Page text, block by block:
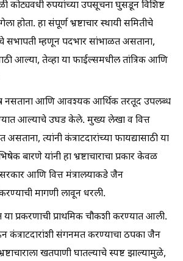
कोट्यवधी रुपयांच्या उपसूचना घुसडून विशिष्ट
होता. हा संपूर्ण भ्रष्टाचार स्थायी समितीचे
सभापती म्हणून पदभार सांभाळत असताना,
आल्या, तेव्हा या फाईल्समधील तांत्रिक आणि
नसताना आणि आवश्यक आर्थिक तरतूद उपलब्ध
आल्याचे उघड केले. मुख्य लेखा व वित्त
त्यांनी कंत्राटदारांच्या फायद्यासाठी या
यांनी हा भ्रष्टाचाराचा प्रकार केवळ
आणि वित्त मंत्रालयाकडे जैन
मागणी लावून धरली.
या प्रकरणाची प्राथमिक चौकशी करण्यात आली.
कंत्राटदारांशी संगनमत करण्याचा ठपका जैन
खतपाणी घातल्याचे स्पष्ट झाल्यामुळे,